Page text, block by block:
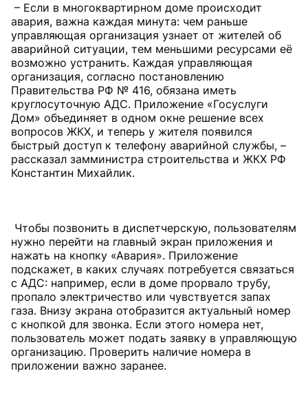
– Если в многоквартирном доме происходит
авария, важна каждая минута: чем раньше
управляющая организация узнает от жителей об
аварийной ситуации, тем меньшими ресурсами её
возможно устранить. Каждая управляющая
организация, согласно постановлению
Правительства РФ № 416, обязана иметь
круглосуточную АДС. Приложение «Госуслуги
Дом» объединяет в одном окне решение всех
вопросов ЖКХ, и теперь у жителя появился
быстрый доступ к телефону аварийной службы, –
рассказал замминистра строительства и ЖКХ РФ
Константин Михайлик.
Чтобы позвонить в диспетчерскую, пользователям
нужно перейти на главный экран приложения и
нажать на кнопку «Авария». Приложение
подскажет, в каких случаях потребуется связаться
с АДС: например, если в доме прорвало трубу,
пропало электричество или чувствуется запах
газа. Внизу экрана отобразится актуальный номер
с кнопкой для звонка. Если этого номера нет,
пользователь может подать заявку в управляющую
организацию. Проверить наличие номера в
приложении важно заранее.